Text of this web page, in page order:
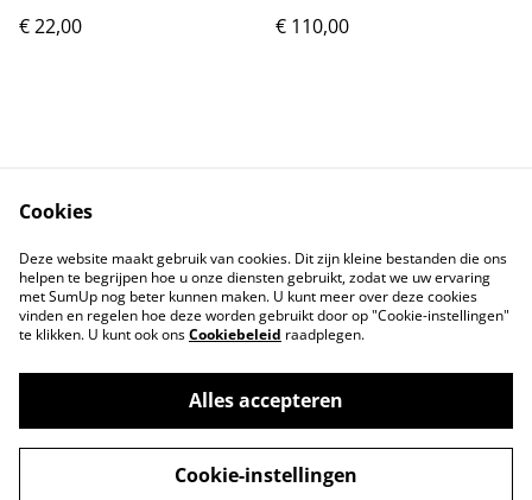
€ 22,00
€ 110,00
Contact
Voorwaarden
Privacybeleid
Cookiebeleid
©2026Markthuis Friesland
powered by
Cookies
Deze website maakt gebruik van cookies. Dit zijn kleine bestanden die ons
helpen te begrijpen hoe u onze diensten gebruikt, zodat we uw ervaring
met SumUp nog beter kunnen maken. U kunt meer over deze cookies
vinden en regelen hoe deze worden gebruikt door op "Cookie-instellingen"
te klikken. U kunt ook onsCookiebeleid raadplegen.
Alles accepteren
Cookie-instellingen